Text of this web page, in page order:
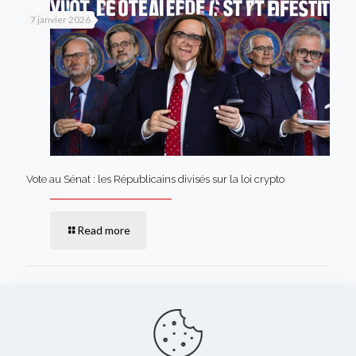
7 janvier 2026
Vote au Sénat : les Républicains divisés sur la loi crypto
Read more